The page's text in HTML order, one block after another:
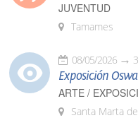
JUVENTUD
Tamames
08/05/2026
Exposición
ARTE /
Santa Marta